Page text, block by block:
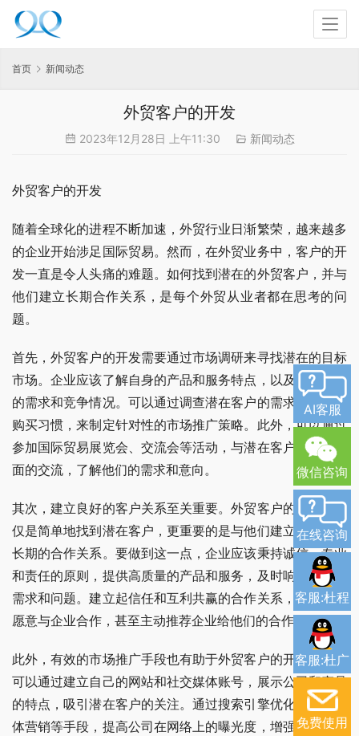
首页 新闻动态
外贸客户的开发
2023年12月28日 上午11:30 新闻动态
外贸客户的开发
随着全球化的进程不断加速，外贸行业日渐繁荣，越来越多
的企业开始涉足国际贸易。然而，在外贸业务中，客户的开
发一直是令人头痛的难题。如何找到潜在的外贸客户，并与
他们建立长期合作关系，是每个外贸从业者都在思考的问
题。
首先，外贸客户的开发需要通过市场调研来寻找潜在的目标
市场。企业应该了解自身的产品和服务特点，以及国际市场
的需求和竞争情况。可以通过调查潜在客户的需求、行为和
购买习惯，来制定针对性的市场推广策略。此外，可以通过
参加国际贸易展览会、交流会等活动，与潜在客户进行面对
面的交流，了解他们的需求和意向。
其次，建立良好的客户关系至关重要。外贸客户的开发不仅
仅是简单地找到潜在客户，更重要的是与他们建立起稳定、
长期的合作关系。要做到这一点，企业应该秉持诚信、专业
和责任的原则，提供高质量的产品和服务，及时响应客户的
需求和问题。建立起信任和互利共赢的合作关系，客户会更
愿意与企业合作，甚至主动推荐企业给他们的合作伙伴。
此外，有效的市场推广手段也有助于外贸客户的开发。企业
可以通过建立自己的网站和社交媒体账号，展示公司和产品
的特点，吸引潜在客户的关注。通过搜索引擎优化、社交媒
体营销等手段，提高公司在网络上的曝光度，增强品牌影响
AI客服
微信咨询
在线咨询
客服:杜程
客服:杜广
免费使用